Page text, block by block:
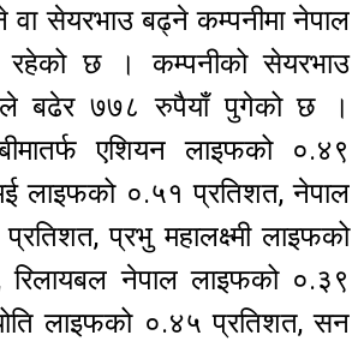
वा सेयरभाउ बढ्ने कम्पनीमा नेपाल
रहेको छ । कम्पनीको सेयरभाउ
बढेर ७७८ रुपैयाँ पुगेको छ ।
एशियन लाइफको ०.४९
लाइफको ०.५१ प्रतिशत, नेपाल
प्रभु महालक्ष्मी लाइफको
रिलायबल नेपाल लाइफको ०.३९
लाइफको ०.४५ प्रतिशत, सन